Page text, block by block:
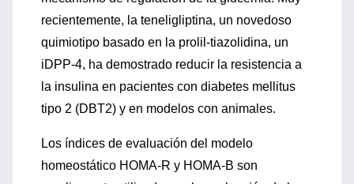
recientemente, la teneligliptina, un novedoso
quimiotipo basado en la prolil-tiazolidina, un
iDPP-4, ha demostrado reducir la resistencia a
la insulina en pacientes con diabetes mellitus
tipo 2 (DBT2) y en modelos con animales.
Los índices de evaluación del modelo
homeostático HOMA-R y HOMA-B son